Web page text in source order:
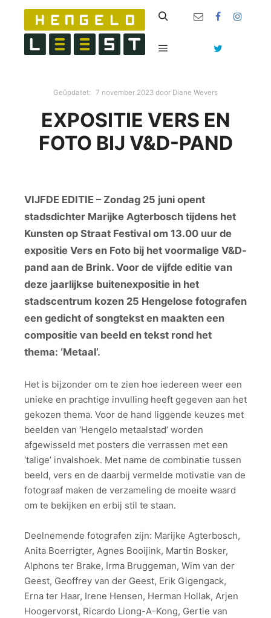
Geüpdatet: 7 november 2023 door Diane Wevers
EXPOSITIE VERS EN
FOTO BIJ V&D-PAND
VIJFDE EDITIE – Zondag 25 juni opent
stadsdichter Marijke Agterbosch tijdens het
Kunsten op Straat Festival om 13.00 uur de
expositie Vers en Foto bij het voormalige V&D-
pand aan de Brink. Voor de vijfde editie van
deze jaarlijkse buitenexpositie in het
stadscentrum kozen 25 Hengelose fotografen
een gedicht of songtekst en maakten een
compositie van beeld en tekst rond het
thema: ‘Metaal’.
Het is bijzonder om te zien hoe iedereen weer een
unieke en prachtige invulling heeft gegeven aan het
gekozen thema. Voor de hand liggende keuzes met
beelden van ‘Hengelo metaalstad’ worden
afgewisseld met posters die verrassen met een
‘talige’ invalshoek. Met name de combinatie tussen
beeld, vers en de daarbij vermelde motivatie van de
fotograaf maken de verzameling de moeite waard
om te bekijken en erbij stil te staan.
Deelnemende fotografen zijn: Marijke Agterbosch,
Anita Boerrigter, Agnes Booijink, Martin Bosker,
Alphons ter Brake, Irma Bruggeman, Wim van der
Geest, Geoffrey van der Geest, Erik Gigengack,
Erna ter Haar, Irene Hensen, Herman Hollak, Arjen
Hoogervorst, Ricardo Liong-A-Kong, Gertie van